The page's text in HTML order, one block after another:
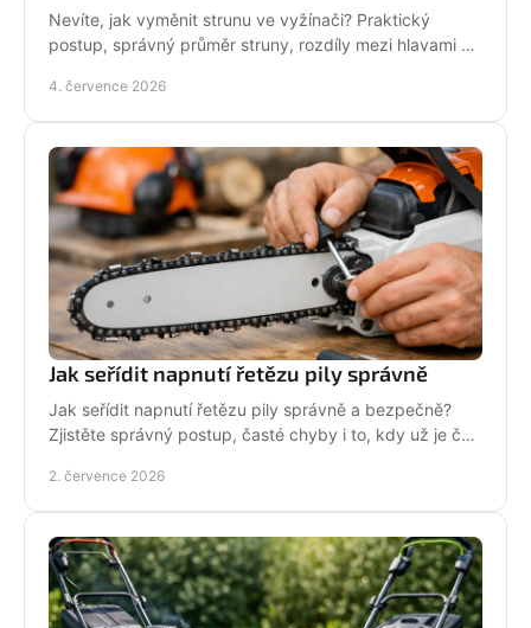
Nevíte, jak vyměnit strunu ve vyžínači? Praktický
postup, správný průměr struny, rozdíly mezi hlavami a
4. července 2026
Jak seřídit napnutí řetězu pily správně
Jak seřídit napnutí řetězu pily správně a bezpečně?
Zjistěte správný postup, časté chyby i to, kdy už je čas
2. července 2026